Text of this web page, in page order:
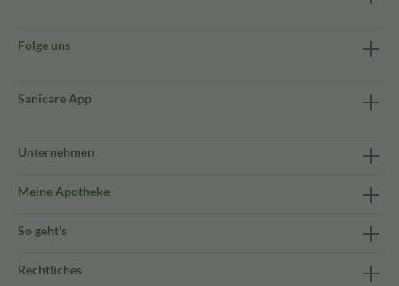
Folge uns
Sanicare App
Unternehmen
Meine Apotheke
So geht's
Rechtliches